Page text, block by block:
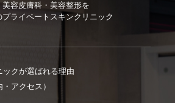
美容皮膚科・美容整形を
プライベートスキンクリニック
クが選ばれる理由
アクセス）